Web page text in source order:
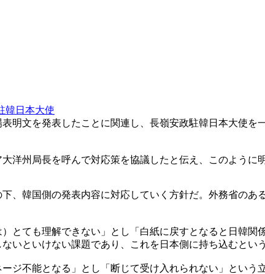
韓日本大使
明文を発表したことに関連し、長嶺安政駐韓日本大使を
洋州局長を呼んで対応策を協議したと伝え、このように
、韓国側の発表内容に対応していく方針だ。外務省のあ
とても理解できない」とし「白紙に戻すとなると日韓関
といけない課題であり、これを日本側に持ち込むとい
不能となる」とし「断じて受け入れられない」という